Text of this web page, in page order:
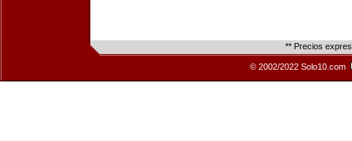
** Precios
© 2002/2022 Solo10.com